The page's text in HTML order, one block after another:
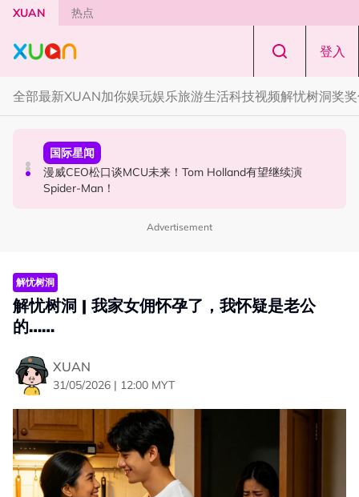
Skip to main content
XUAN 热点
登入
全部最新XUAN加你娱玩娱乐旅游生活科技视频解忧树洞奖
演唱会
F✦FOREVER 首次来马开唱！万人合唱《流星雨》，梦回
《流星花园》
国际星闻
漫威CEO松口谈MCU未来！Tom Holland有望继续演
Spider-Man！
国际星闻
张员瑛频陷耍大牌争议！首度吐心声：真相终究会浮出水
面！
Advertisement
解忧树洞
解忧树洞 | 我家女佣怀孕了，我怀疑是老公
的……
XUAN
31/05/2026 | 12:00 MYT